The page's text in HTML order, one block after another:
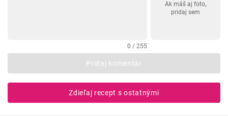
0 / 255
Ak máš aj foto,
pridaj sem
Pridaj komentár
Zdieľaj recept s ostatnými